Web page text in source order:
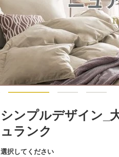
シンプルデザイン_
ュランク
選択してください